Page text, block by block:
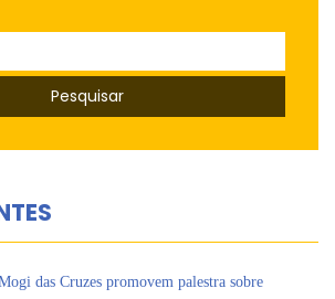
das Cruzes promovem palestra sobre